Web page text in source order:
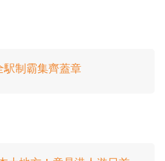
駅制霸集齊蓋章